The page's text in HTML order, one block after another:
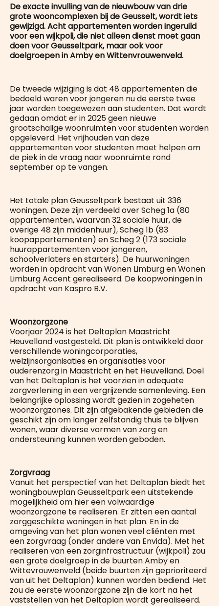
De exacte invulling van de nieuwbouw van drie
grote wooncomplexen bij de Geusselt, wordt iets
gewijzigd. Acht appartementen worden ingeruild
voor een wijkpoli, die niet alleen dienst moet gaan
doen voor Geusseltpark, maar ook voor
doelgroepen in Amby en Wittenvrouwenveld.
De tweede wijziging is dat 48 appartementen die
bedoeld waren voor jongeren nu de eerste twee
jaar worden toegewezen aan studenten. Dat wordt
gedaan omdat er in 2025 geen nieuwe
grootschalige woonruimten voor studenten worden
opgeleverd. Het vrijhouden van deze
appartementen voor studenten moet helpen om
de piek in de vraag naar woonruimte rond
september op te vangen.
Het totale plan Geusseltpark bestaat uit 336
woningen. Deze zijn verdeeld over Scheg 1a (80
appartementen, waarvan 32 sociale huur, de
overige 48 zijn middenhuur), Scheg 1b (83
koopappartementen) en Scheg 2 (173 sociale
huurappartementen voor jongeren,
schoolverlaters en starters). De huurwoningen
worden in opdracht van Wonen Limburg en Wonen
Limburg Accent gerealiseerd. De koopwoningen in
opdracht van Kaspro B.V.
Woonzorgzone
Voorjaar 2024 is het Deltaplan Maastricht
Heuvelland vastgesteld. Dit plan is ontwikkeld door
verschillende woningcorporaties,
welzijnsorganisaties en organisaties voor
ouderenzorg in Maastricht en het Heuvelland. Doel
van het Deltaplan is het voorzien in adequate
zorgverlening in een vergrijzende samenleving. Een
belangrijke oplossing wordt gezien in zogeheten
woonzorgzones. Dit zijn afgebakende gebieden die
geschikt zijn om langer zelfstandig thuis te blijven
wonen, waar diverse vormen van zorg en
ondersteuning kunnen worden geboden.
Zorgvraag
Vanuit het perspectief van het Deltaplan biedt het
woningbouwplan Geusseltpark een uitstekende
mogelijkheid om hier een volwaardige
woonzorgzone te realiseren. Er zitten een aantal
zorggeschikte woningen in het plan. En in de
omgeving van het plan wonen veel cliënten met
een zorgvraag (onder andere van Envida). Met het
realiseren van een zorginfrastructuur (wijkpoli) zou
een grote doelgroep in de buurten Amby en
Wittevrouwenveld (beide buurten zijn geprioriteerd
van uit het Deltaplan) kunnen worden bediend. Het
zou de eerste woonzorgzone zijn die kort na het
vaststellen van het Deltaplan wordt gerealiseerd.